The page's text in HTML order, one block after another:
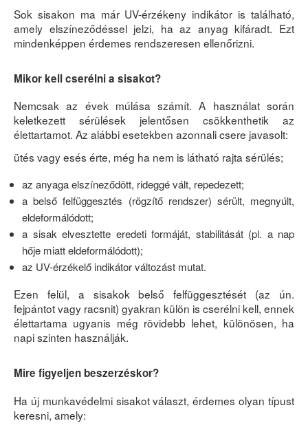
Sok sisakon ma már UV-érzékeny indikátor is található,
amely elszíneződéssel jelzi, ha az anyag kifáradt. Ezt
mindenképpen érdemes rendszeresen ellenőrizni.
Mikor kell cserélni a sisakot?
Nemcsak az évek múlása számít. A használat során
keletkezett sérülések jelentősen csökkenthetik az
élettartamot. Az alábbi esetekben azonnali csere javasolt:
ütés vagy esés érte, még ha nem is látható rajta sérülés;
az anyaga elszíneződött, rideggé vált, repedezett;
a belső felfüggesztés (rögzítő rendszer) sérült, megnyúlt,
eldeformálódott;
a sisak elvesztette eredeti formáját, stabilitását (pl. a nap
hője miatt eldeformálódott);
az UV-érzékelő indikátor változást mutat.
Ezen felül, a sisakok belső felfüggesztését (az ún.
fejpántot vagy racsnit) gyakran külön is cserélni kell, ennek
élettartama ugyanis még rövidebb lehet, különösen, ha
napi szinten használják.
Mire figyeljen beszerzéskor?
Ha új munkavédelmi sisakot választ, érdemes olyan típust
keresni, amely: